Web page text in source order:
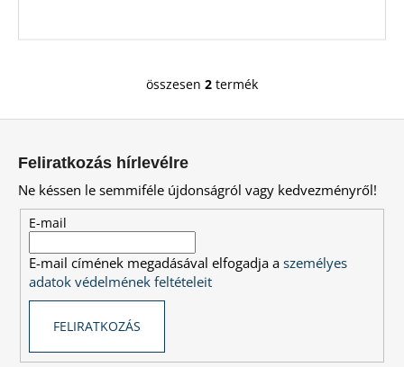
L
i
r
y
í
összesen 2 termék
Feliratkozás hírlevélre
Ne késsen le semmiféle újdonságról vagy kedvezményről!
E-mail
E-mail címének megadásával elfogadja aszemélyes
adatok védelmének feltételeit
FELIRATKOZÁS